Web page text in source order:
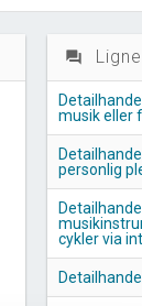
question_answer
musik eller
personlig
cykler via